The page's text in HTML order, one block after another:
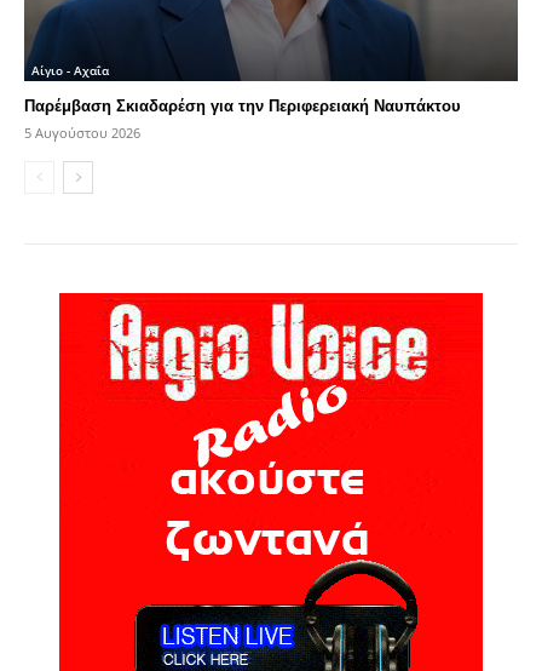
Αίγιο - Αχαΐα
Παρέμβαση Σκιαδαρέση για την Περιφερειακή Ναυπάκτου
5 Αυγούστου 2026